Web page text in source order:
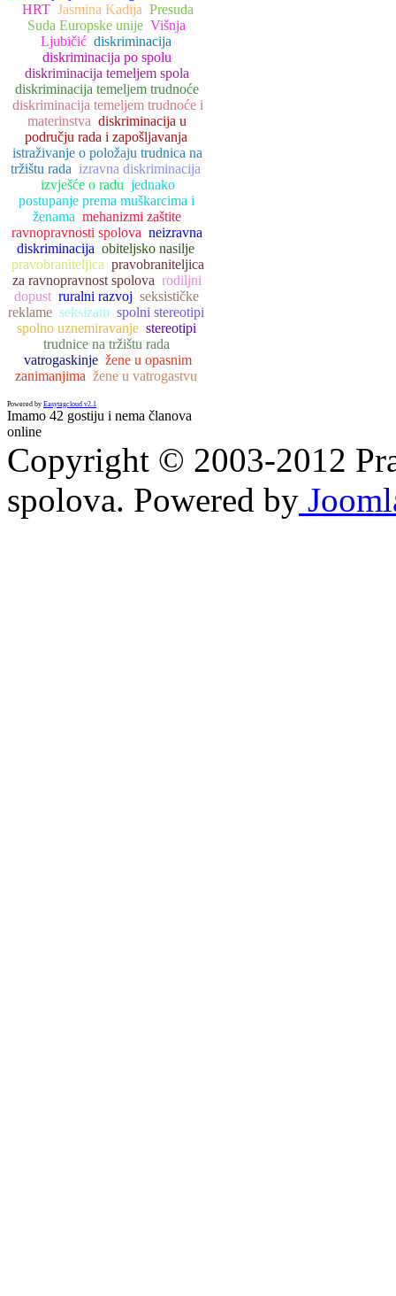
HRT Jasmina Kadija Presuda
Suda Europske unije Višnja
Ljubičić diskriminacija
diskriminacija po spolu
diskriminacija temeljem spola
diskriminacija temeljem trudnoće
diskriminacija temeljem trudnoće i
materinstva diskriminacija u
području rada i zapošljavanja
istraživanje o položaju trudnica na
tržištu rada izravna diskriminacija
izvješće o radu jednako
postupanje prema muškarcima i
ženama mehanizmi zaštite
ravnopravnosti spolova neizravna
diskriminacija obiteljsko nasilje
pravobraniteljica pravobraniteljica
za ravnopravnost spolova rodiljni
dopust ruralni razvoj seksističke
reklame seksizam spolni stereotipi
spolno uznemiravanje stereotipi
trudnice na tržištu rada
vatrogaskinje žene u opasnim
zanimanjima žene u vatrogastvu
Powered by Easytagcloud v2.1
Imamo 42 gostiju i nema članova
online
Copyright © 2003-2012
spolova. Powered by